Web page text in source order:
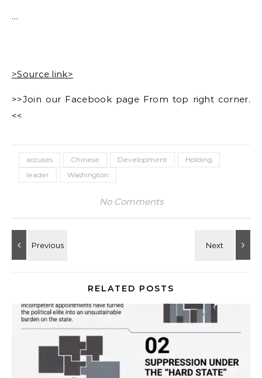
…
>Source link>
>>Join our Facebook page From top right corner.
<<
accuses Chinese Development
Holding
leader
Washington
No Comments
RELATED POSTS